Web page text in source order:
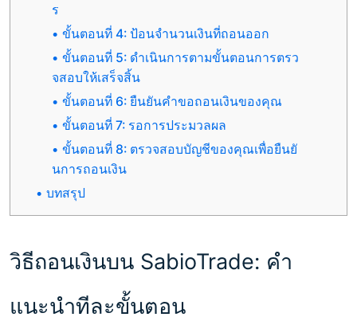
ร
ขั้นตอนที่ 4: ป้อนจำนวนเงินที่ถอนออก
ขั้นตอนที่ 5: ดำเนินการตามขั้นตอนการตรว
จสอบให้เสร็จสิ้น
ขั้นตอนที่ 6: ยืนยันคำขอถอนเงินของคุณ
ขั้นตอนที่ 7: รอการประมวลผล
ขั้นตอนที่ 8: ตรวจสอบบัญชีของคุณเพื่อยืนยั
นการถอนเงิน
บทสรุป
วิธีถอนเงินบน SabioTrade: คำ
แนะนำทีละขั้นตอน